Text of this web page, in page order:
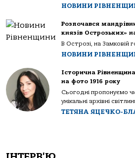
НОВИНИ
Розпочався
князів Острозьких»
В Острозі, на Замковій
НОВИНИ
Історична
на фото 1916 року
Сьогодні пропонуємо
унікальні архівні
ТЕТЯНА ЯЦЕЧКО-